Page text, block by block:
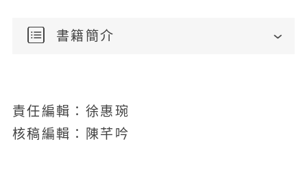
書籍簡介
責任編輯：徐惠琬
核稿編輯：陳芊吟